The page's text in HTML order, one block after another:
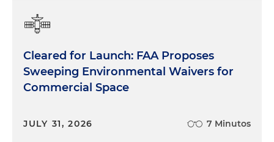
Cleared for Launch: FAA Proposes
Sweeping Environmental Waivers for
Commercial Space
JULY 31, 2026 7 Minutos